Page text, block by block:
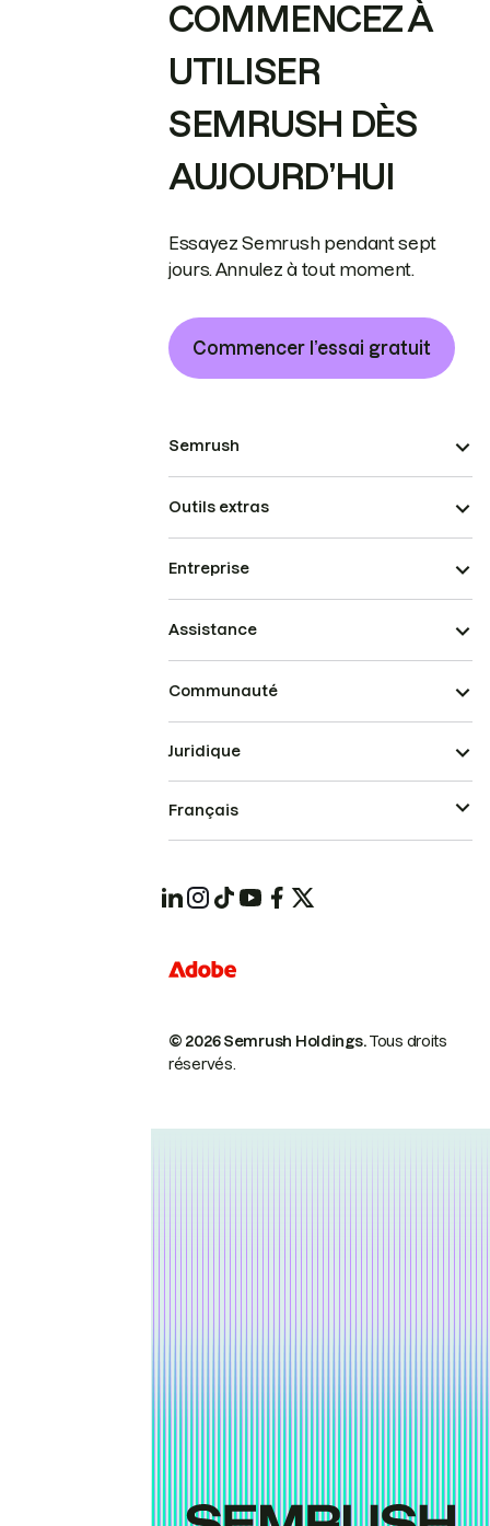
COMMENCEZ À
UTILISER
SEMRUSH DÈS
AUJOURD’HUI
Essayez Semrush pendant sept
jours. Annulez à tout moment.
Commencer l’essai gratuit
Semrush
Outils extras
Entreprise
Assistance
Communauté
© 2026 Semrush Holdings.Tous droits
réservés.
Juridique
Français